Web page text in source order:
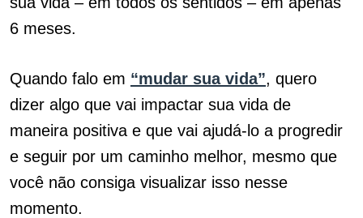
6 meses.
Quando falo em “mudar sua vida”, quero
dizer algo que vai impactar sua vida de
maneira positiva e que vai ajudá-lo a progredir
e seguir por um caminho melhor, mesmo que
você não consiga visualizar isso nesse
momento.